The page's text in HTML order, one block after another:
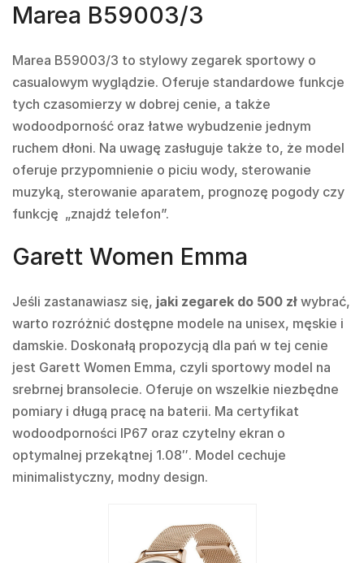
Marea B59003/3
Marea B59003/3 to stylowy zegarek sportowy o
casualowym wyglądzie. Oferuje standardowe funkcje
tych czasomierzy w dobrej cenie, a także
wodoodporność oraz łatwe wybudzenie jednym
ruchem dłoni. Na uwagę zasługuje także to, że model
oferuje przypomnienie o piciu wody, sterowanie
muzyką, sterowanie aparatem, prognozę pogody czy
funkcję „znajdź telefon”.
Garett Women Emma
Jeśli zastanawiasz się, jaki zegarek do 500 zł wybrać,
warto rozróżnić dostępne modele na unisex, męskie i
damskie. Doskonałą propozycją dla pań w tej cenie
jest Garett Women Emma, czyli sportowy model na
srebrnej bransolecie. Oferuje on wszelkie niezbędne
pomiary i długą pracę na baterii. Ma certyfikat
wodoodporności IP67 oraz czytelny ekran o
optymalnej przekątnej 1.08″. Model cechuje
minimalistyczny, modny design.